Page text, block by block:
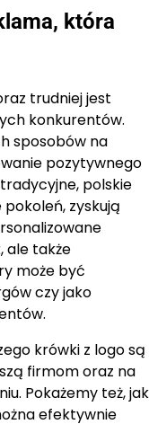
która
trudniej jest
konkurentów.
sposobów na
pozytywnego
polskie
pokoleń, zyskują
ale także
może być
czy jako
krówki z logo są
firmom oraz na
Pokażemy też, jak
efektywnie